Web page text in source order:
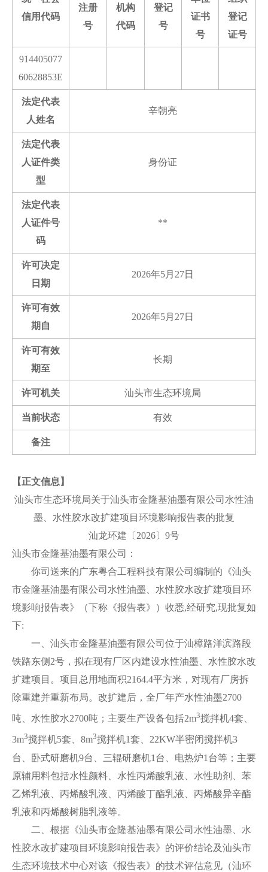
信用代码
注册
号
机构
代码
登记
号
证书
号
登记
证号
914405077
60628853E
法定代表
人姓名
辛朝亮
法定代表
人证件类
型
身份证
法定代表
人证件号
码
**
许可决定
日期
2026年5月27日
许可有效
期自
2026年5月27日
许可有效
期至
长期
许可机关 汕头市生态环境局
当前状态 有效
备注
【正文信息】
汕头市生态环境局关于汕头市金隆基油墨有限公司水性油
墨、水性胶水改扩建项目环境影响报告表的批复
汕龙环建〔2026〕9号
汕头市金隆基油墨有限公司：
你司送来的广东粤合工程科技有限公司编制的《汕头
市金隆基油墨有限公司水性油墨、水性胶水改扩建项目环
境影响报告表》（下称《报告表》）收悉,经研究,现批复如
下:
一、汕头市金隆基油墨有限公司位于汕樟路洋滨路段
铁路东侧2号，拟在现有厂区内建设水性油墨、水性胶水改
扩建项目。项目总用地面积2164.4平方米，对现有厂房拆
除重建并重新布局。改扩建后，全厂年产水性油墨2700
吨、水性胶水2700吨；主要生产设备包括2m3搅拌机4套、
3m3搅拌机5套、8m3搅拌机1套、22KW半密闭搅拌机3
台、卧式研磨机9台、三辊研磨机1台、电热炉1台等；主要
原辅用料包括水性颜料、水性丙烯酸乳液、水性助剂、苯
乙烯乳液、丙烯酸乳液、丙烯酸丁酯乳液、丙烯酸异辛酯
乳液和丙烯酸树脂乳液等。
二、根据《汕头市金隆基油墨有限公司水性油墨、水
性胶水改扩建项目环境影响报告表》的评价结论及汕头市
生态环境技术中心对该《报告表》的技术评估意见（汕环